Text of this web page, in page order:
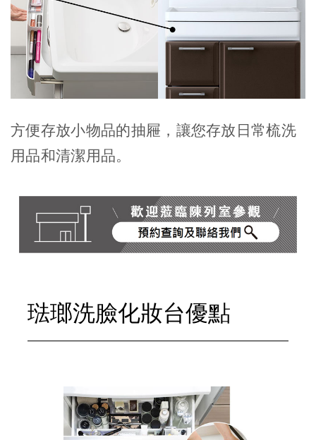
方便存放小物品的抽屜，讓您存放日常梳洗
用品和清潔用品。
琺瑯洗臉化妝台優點